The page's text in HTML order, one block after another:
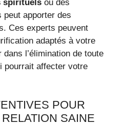
spirituels ou des
peut apporter des
Ces experts peuvent
adaptés à votre
l’élimination de toute
pourrait affecter votre
POUR
SAINE